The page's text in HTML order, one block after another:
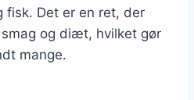
fisk. Det er en ret, der
og diæt, hvilket gør
mange.